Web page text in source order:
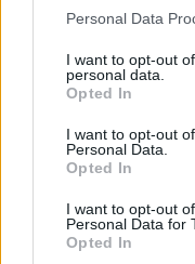
Please note that this
not limited to your visit
grant or deny consent
use your data for
consent section.
Personal Data
I want to opt-out
personal data.
Opted In
I want to opt-out
Personal Data.
Opted In
I want to opt-out
Personal Data for
Opted In
12. Megkértem a
mosogasson el ő
benedvesítette a
egy vadiúj